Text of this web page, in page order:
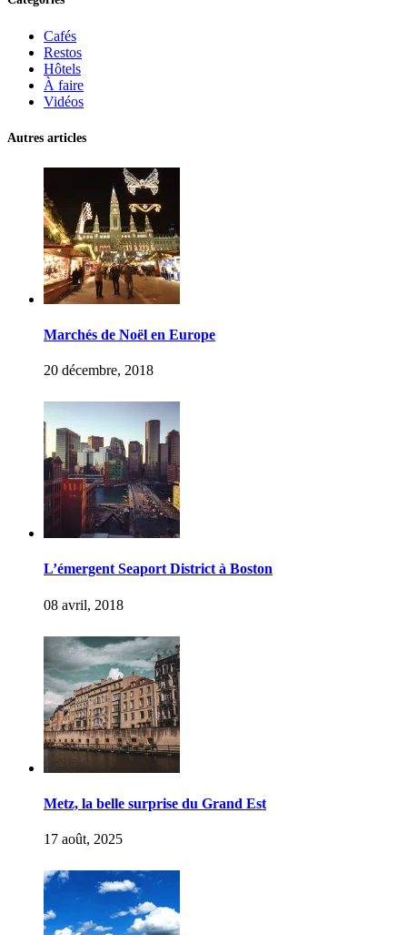
Cafés
Restos
Hôtels
À faire
Vidéos
Autres articles
Marchés de Noël en Europe
20 décembre, 2018
L’émergent Seaport District à Boston
08 avril, 2018
Metz, la belle surprise du Grand Est
17 août, 2025